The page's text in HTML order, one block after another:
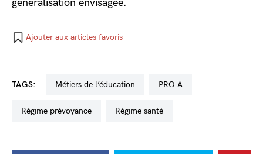
généralisation envisagée.
Ajouter aux articles favoris
TAGS: métiers de l’éducation PRO A
régime prévoyance régime santé